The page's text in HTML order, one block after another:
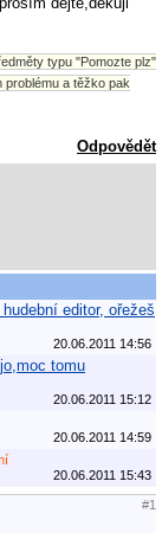
typu "Pomozte plz"
a těžko pak
Odpovědět
editor, ořežeš
20.06.2011 14:56
tomu
20.06.2011 15:12
20.06.2011 14:59
20.06.2011 15:43
#1